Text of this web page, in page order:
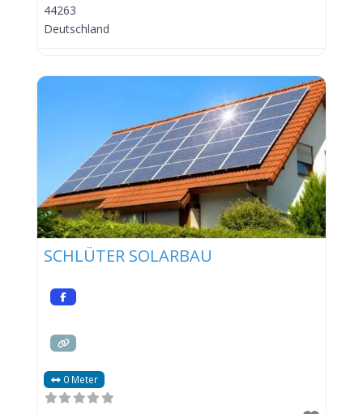
44263
Deutschland
SCHLÜTER SOLARBAU
0 Meter